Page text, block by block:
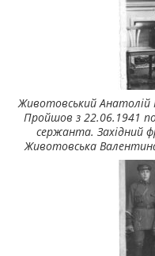
Животовський Анатолій
Пройшов з 22.06.1941 по
сержанта. Західний
Животовська Валентина